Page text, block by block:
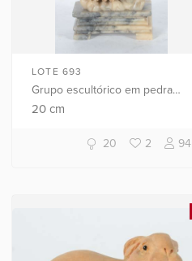
LOTE 693
Grupo escultórico em pedra
dura chinesa com pássaros em
20cm
20 2 94